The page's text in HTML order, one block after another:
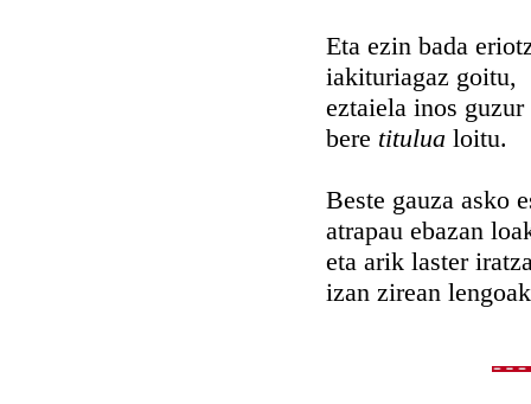
Eta ezin bada
iakituriagaz goitu,
eztaiela inos guzur
bere titulua loitu.
Beste gauza asko
atrapau ebazan
eta arik laster
izan zirean lengoak